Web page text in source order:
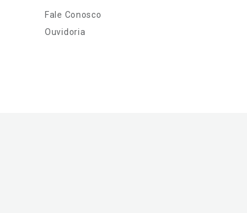
Fale Conosco
Ouvidoria